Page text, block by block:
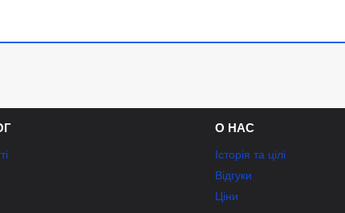
О НАС
Історія та цілі
Відгуки
Ціни